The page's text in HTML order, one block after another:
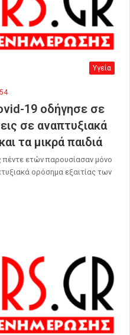
Υγεία
19 οδήγησε σε
σε αναπτυξιακά
τα μικρά παιδιά
πέντε ετών παρουσίασαν μόνο
ορόσημα εξαιτίας των